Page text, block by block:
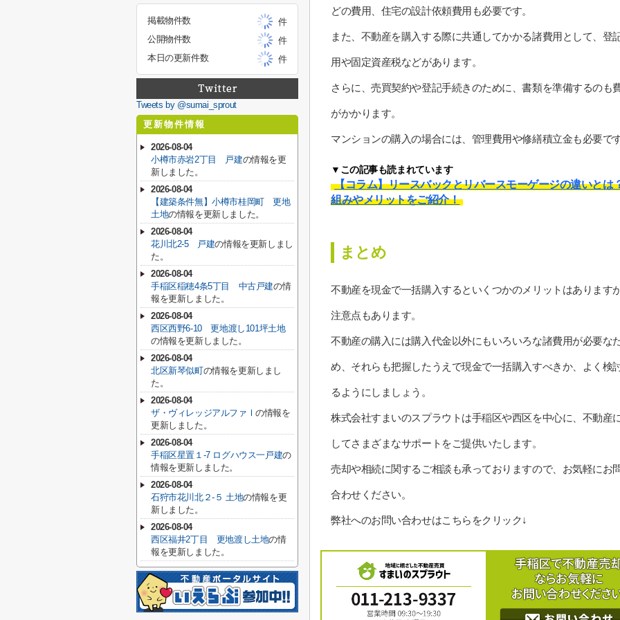
どの費用、住宅の設計依頼費用も必要です。
また、不動産を購入する際に共通してかかる諸費用として、登
用や固定資産税などがあります。
さらに、売買契約や登記手続きのために、書類を準備するのも
がかかります。
マンションの購入の場合には、管理費用や修繕積立金も必要です
▼この記事も読まれています
【コラム】リースバックとリバースモーゲージの違いとは
組みやメリットをご紹介！
まとめ
不動産を現金で一括購入するといくつかのメリットはありますが
注意点もあります。
不動産の購入には購入代金以外にもいろいろな諸費用が必要な
め、それらも把握したうえで現金で一括購入すべきか、よく検
るようにしましょう。
株式会社すまいのスプラウトは手稲区や西区を中心に、不動産
してさまざまなサポートをご提供いたします。
売却や相続に関するご相談も承っておりますので、お気軽にお
合わせください。
弊社へのお問い合わせはこちらをクリック↓
掲載物件数
件
公開物件数
件
本日の更新件数
件
Tweets by @sumai_sprout
更新物件情報
2026-08-04
小樽市赤岩2丁目 戸建の情報を更
新しました。
2026-08-04
【建築条件無】小樽市桂岡町 更地
土地の情報を更新しました。
2026-08-04
花川北2-5 戸建の情報を更新しまし
た。
2026-08-04
手稲区稲穂4条5丁目 中古戸建の情
報を更新しました。
2026-08-04
西区西野6-10 更地渡し101坪土地
の情報を更新しました。
2026-08-04
北区新琴似町の情報を更新しまし
た。
2026-08-04
ザ・ヴィレッジアルファⅠの情報を
更新しました。
2026-08-04
手稲区星置１-7 ログハウス一戸建の
情報を更新しました。
2026-08-04
石狩市花川北２-５ 土地の情報を更
新しました。
2026-08-04
西区福井2丁目 更地渡し土地の情
報を更新しました。